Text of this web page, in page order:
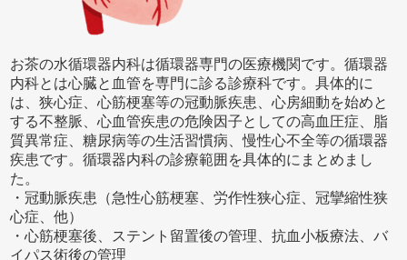
お茶の水循環器内科は循環器専門の医療機関です。循環器
内科とは心臓と血管を専門に診る診療科です。具体的に
は、狭心症、心筋梗塞等の冠動脈疾患、心房細動を始めと
する不整脈、心血管疾患の危険因子としての高血圧症、脂
質異常症、糖尿病等の生活習慣病、慢性心不全等の循環器
疾患です。循環器内科の診療範囲を具体的にまとめまし
た。
・冠動脈疾患（急性心筋梗塞、労作性狭心症、冠攣縮性狭
心症、他）
・心筋梗塞後、ステント留置後の管理、抗血小板療法、バ
イパス術後の管理